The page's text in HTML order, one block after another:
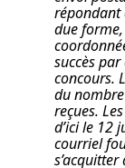
répondant
due
succès
concours.
du
reçues.
d’ici le 12
courriel